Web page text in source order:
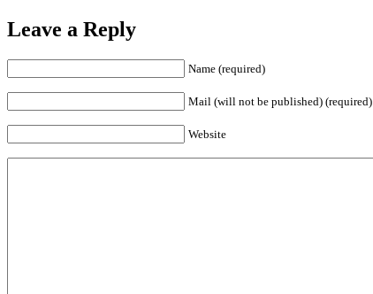
Leave a Reply
Name (required)
Mail (will not be published) (required)
Website